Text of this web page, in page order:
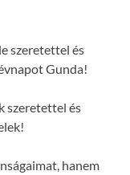
szeretettel és
Gunda!
szeretettel és
hanem